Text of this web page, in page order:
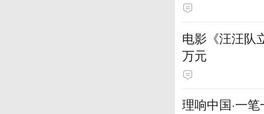
电影《汪汪队
万元
理响中国·一